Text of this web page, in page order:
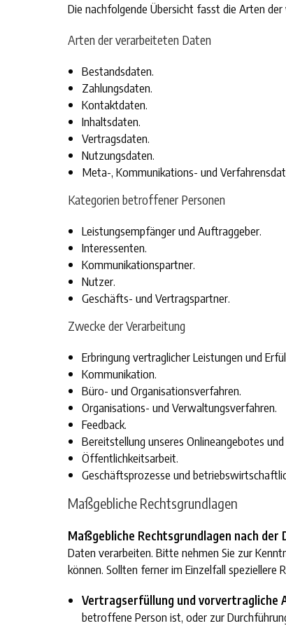
Die nachfolgende Übersicht fasst die Arten
Arten der verarbeiteten Daten
Bestandsdaten.
Zahlungsdaten.
Kontaktdaten.
Inhaltsdaten.
Vertragsdaten.
Nutzungsdaten.
Meta-, Kommunikations- und
Kategorien betroffener Personen
Leistungsempfänger und Auftraggeber.
Interessenten.
Kommunikationspartner.
Nutzer.
Geschäfts- und Vertragspartner.
Zwecke der Verarbeitung
Erbringung vertraglicher Leistungen und
Kommunikation.
Büro- und Organisationsverfahren.
Organisations- und Verwaltungsverfahren.
Feedback.
Bereitstellung unseres Onlineangebotes
Öffentlichkeitsarbeit.
Geschäftsprozesse und
Maßgebliche Rechtsgrundlagen
Maßgebliche Rechtsgrundlagen nach der
Daten verarbeiten. Bitte nehmen Sie zur
können. Sollten ferner im Einzelfall speziellere
Vertragserfüllung und vorvertragliche
betroffene Person ist, oder zur